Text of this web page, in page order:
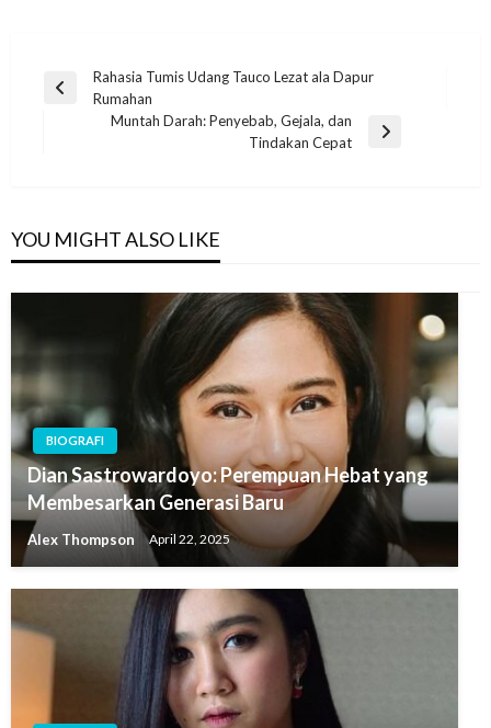
Post
navigation
Previous
Rahasia Tumis Udang Tauco Lezat ala Dapur
Rumahan
Muntah Darah: Penyebab, Gejala, dan
Tindakan Cepat
YOU MIGHT ALSO LIKE
BIOGRAFI
Dian Sastrowardoyo: Perempuan Hebat yang
Membesarkan Generasi Baru
Alex Thompson April 22, 2025